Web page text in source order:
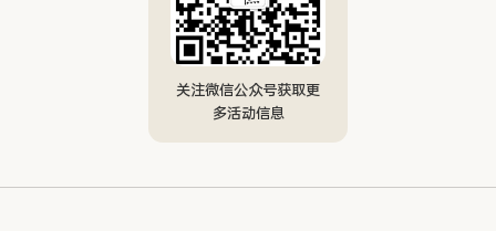
关注微信公众号获取更
多活动信息